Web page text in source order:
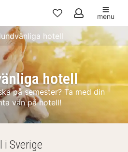
Mina
favoriter
menu
hotell
på semester? Ta med din
vän på hotell!
hotell
i Sverige